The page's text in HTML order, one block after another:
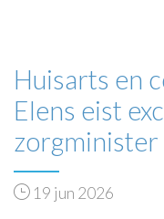
Huisarts en
Elens eist
zorgminister
19 jun 2026